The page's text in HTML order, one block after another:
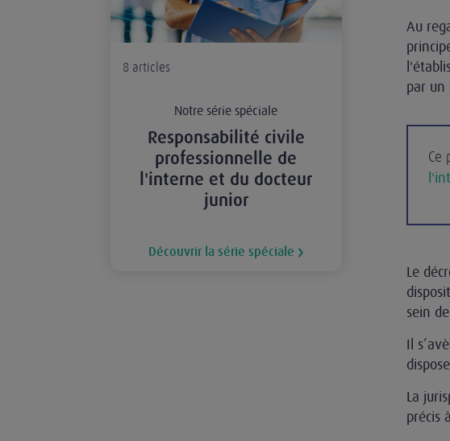
8 articles
Notre série spéciale
Responsabilité civile
professionnelle de
l'interne et du docteur
junior
Découvrir la série spéciale
Au
par un
Ce
Le
sein
Il
La
précis